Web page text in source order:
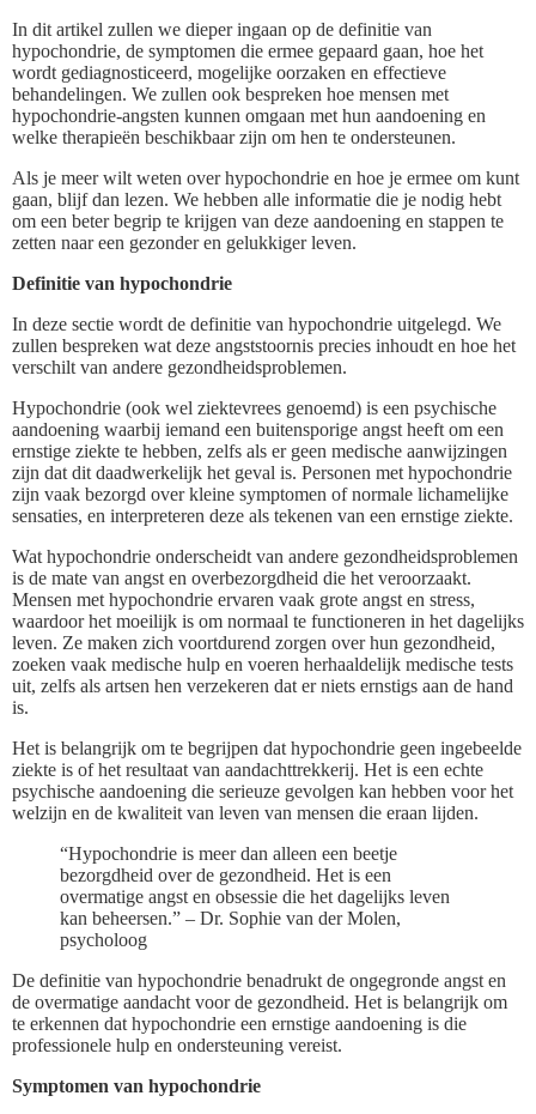
In dit artikel zullen we dieper ingaan op de definitie van
hypochondrie, de symptomen die ermee gepaard gaan, hoe het
wordt gediagnosticeerd, mogelijke oorzaken en effectieve
behandelingen. We zullen ook bespreken hoe mensen met
hypochondrie-angsten kunnen omgaan met hun aandoening en
welke therapieën beschikbaar zijn om hen te ondersteunen.
Als je meer wilt weten over hypochondrie en hoe je ermee om kunt
gaan, blijf dan lezen. We hebben alle informatie die je nodig hebt
om een beter begrip te krijgen van deze aandoening en stappen te
zetten naar een gezonder en gelukkiger leven.
Definitie van hypochondrie
In deze sectie wordt de definitie van hypochondrie uitgelegd. We
zullen bespreken wat deze angststoornis precies inhoudt en hoe het
verschilt van andere gezondheidsproblemen.
Hypochondrie (ook wel ziektevrees genoemd) is een psychische
aandoening waarbij iemand een buitensporige angst heeft om een
ernstige ziekte te hebben, zelfs als er geen medische aanwijzingen
zijn dat dit daadwerkelijk het geval is. Personen met hypochondrie
zijn vaak bezorgd over kleine symptomen of normale lichamelijke
sensaties, en interpreteren deze als tekenen van een ernstige ziekte.
Wat hypochondrie onderscheidt van andere gezondheidsproblemen
is de mate van angst en overbezorgdheid die het veroorzaakt.
Mensen met hypochondrie ervaren vaak grote angst en stress,
waardoor het moeilijk is om normaal te functioneren in het dagelijks
leven. Ze maken zich voortdurend zorgen over hun gezondheid,
zoeken vaak medische hulp en voeren herhaaldelijk medische tests
uit, zelfs als artsen hen verzekeren dat er niets ernstigs aan de hand
is.
Het is belangrijk om te begrijpen dat hypochondrie geen ingebeelde
ziekte is of het resultaat van aandachttrekkerij. Het is een echte
psychische aandoening die serieuze gevolgen kan hebben voor het
welzijn en de kwaliteit van leven van mensen die eraan lijden.
“Hypochondrie is meer dan alleen een beetje
bezorgdheid over de gezondheid. Het is een
overmatige angst en obsessie die het dagelijks leven
kan beheersen.” – Dr. Sophie van der Molen,
psycholoog
De definitie van hypochondrie benadrukt de ongegronde angst en
de overmatige aandacht voor de gezondheid. Het is belangrijk om
te erkennen dat hypochondrie een ernstige aandoening is die
professionele hulp en ondersteuning vereist.
Symptomen van hypochondrie